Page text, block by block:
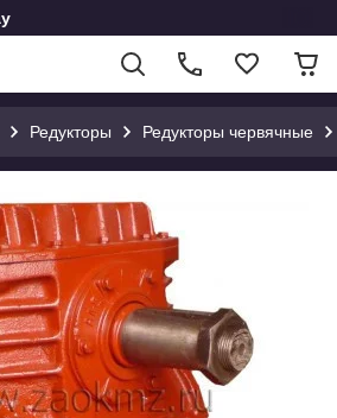
Редукторы Редукторы червячные